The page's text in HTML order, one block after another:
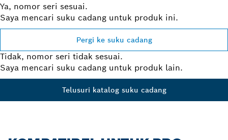
Ya, nomor seri sesuai.
Saya mencari suku cadang untuk produk ini.
Pergi ke suku cadang
Tidak, nomor seri tidak sesuai.
Saya mencari suku cadang untuk produk lain.
Telusuri katalog suku cadang